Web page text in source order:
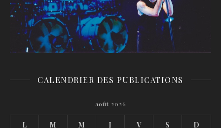
CALENDRIER DES PUBLICATIONS
août 2026
L M M J V S D